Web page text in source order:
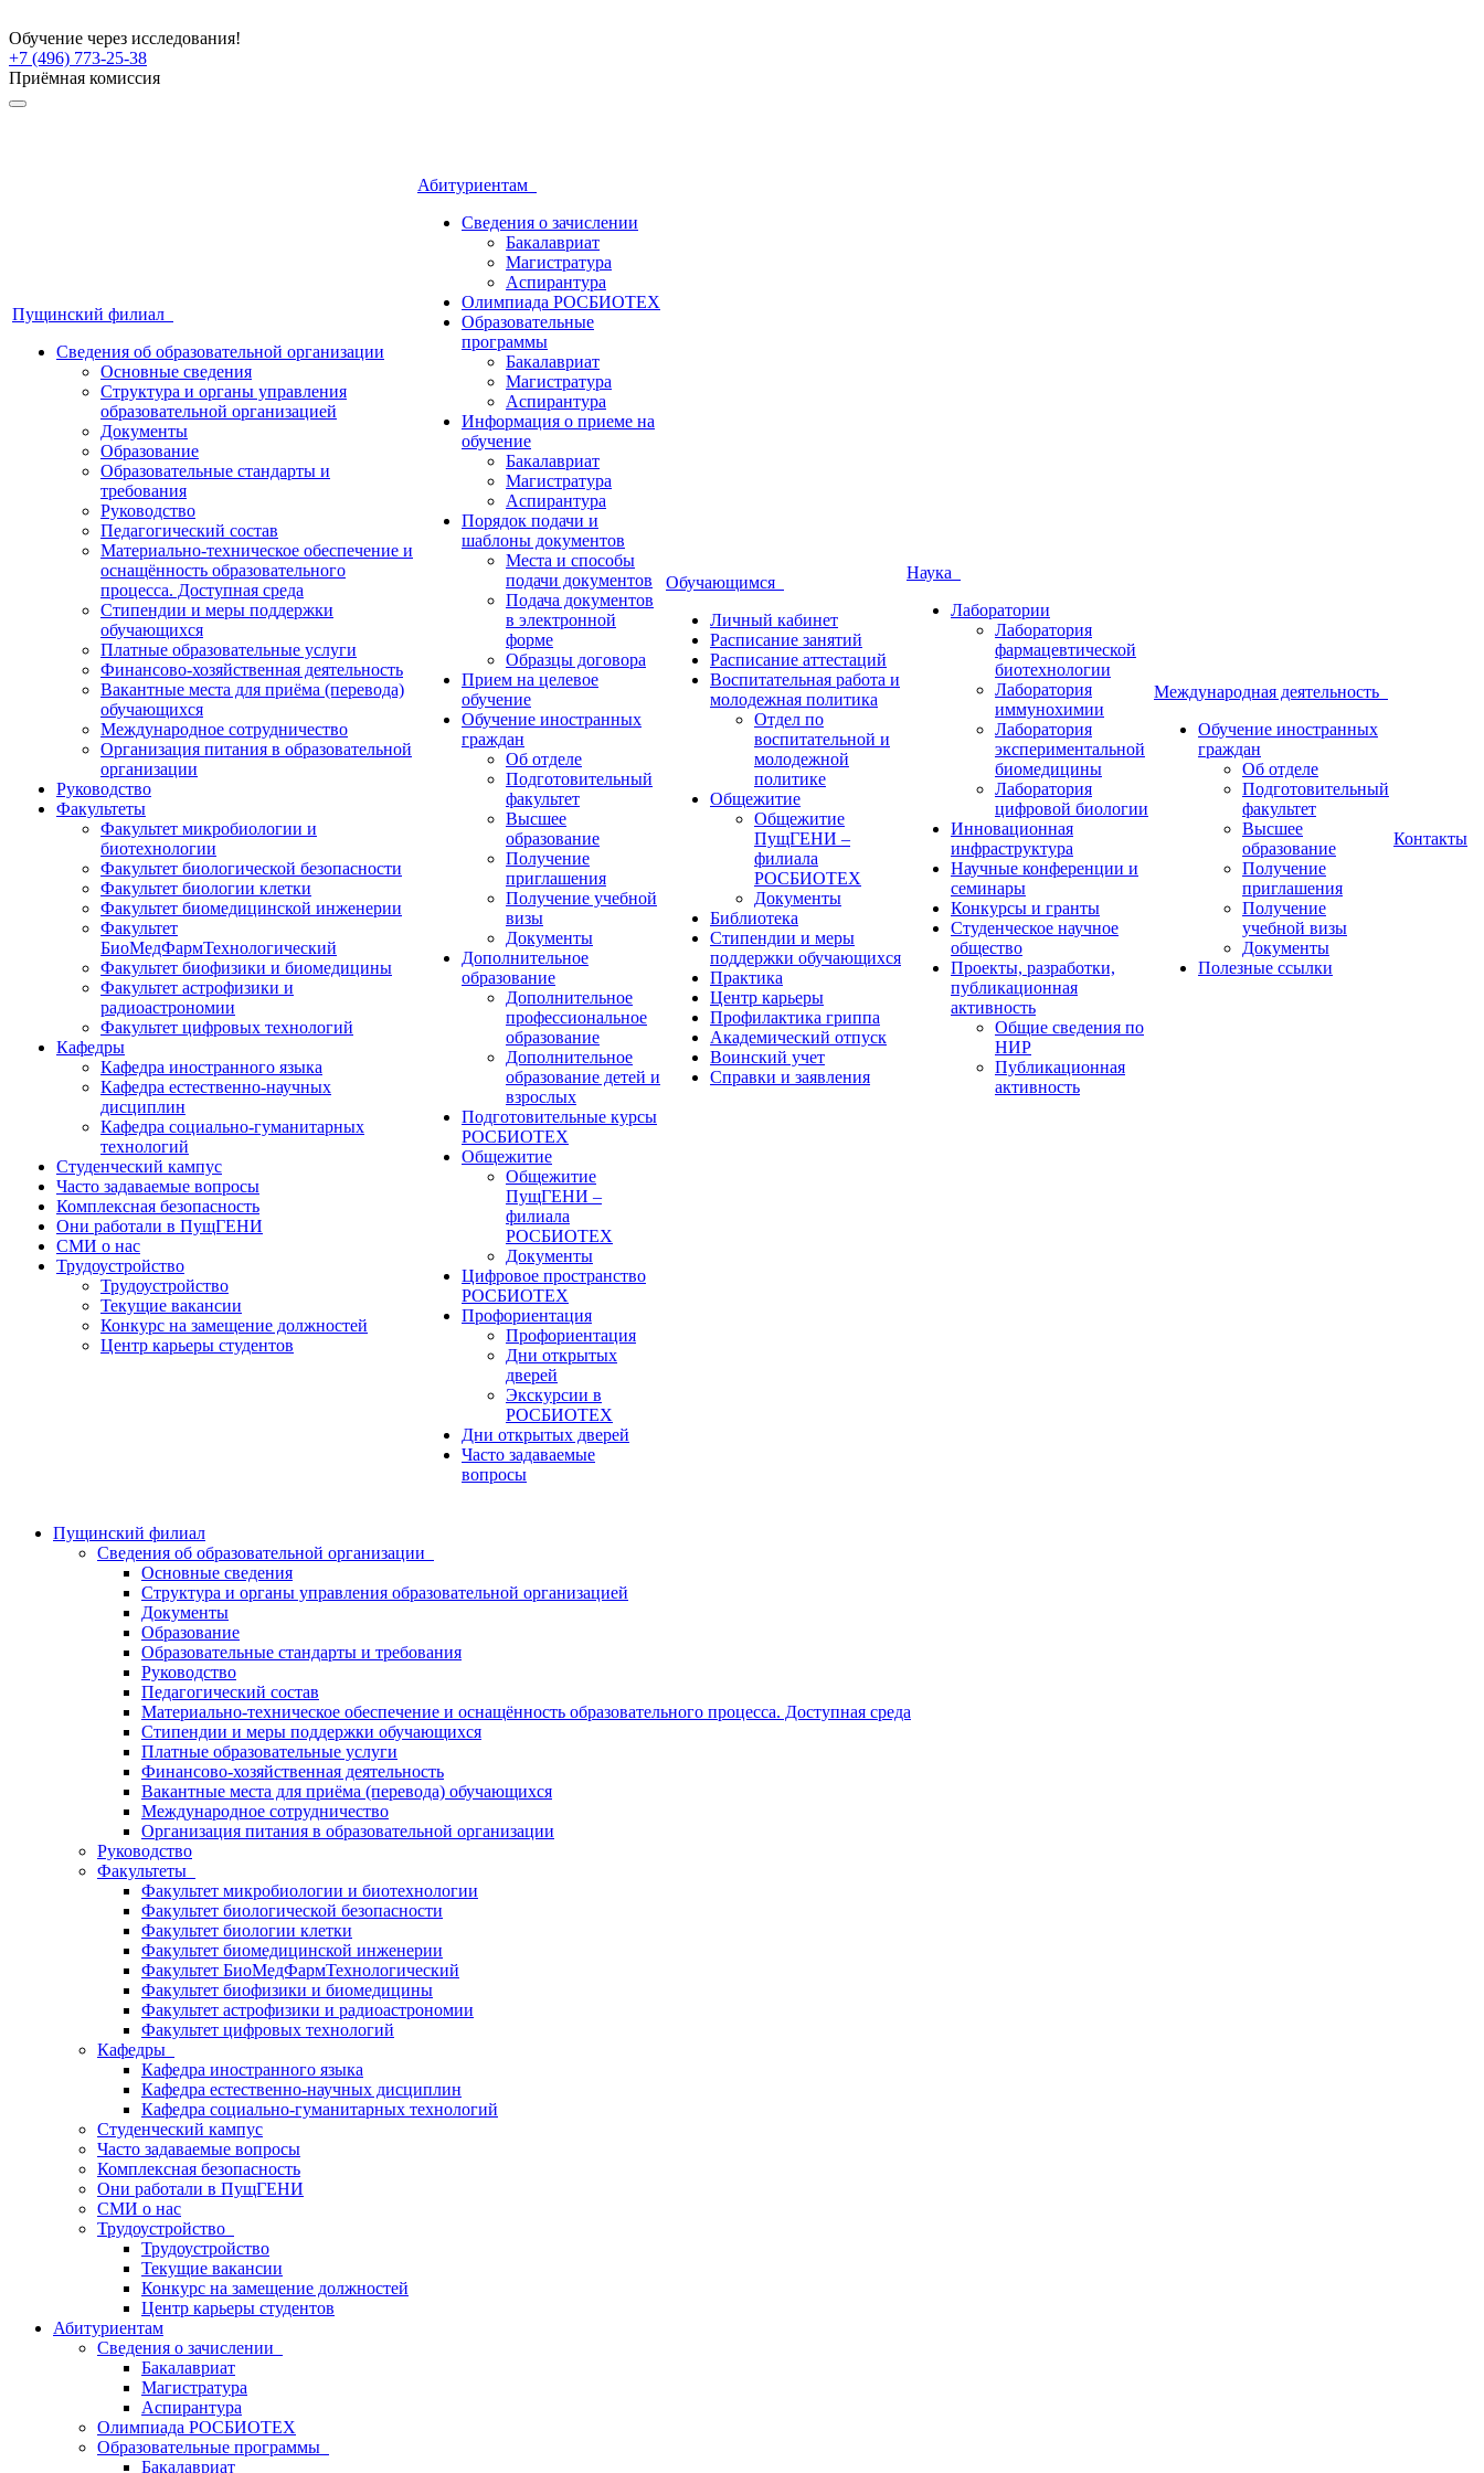
Обучение через исследования!
+7 (496) 773-25-38
Приёмная комиссия
Пущинский филиал
Сведения об образовательной организации
Основные сведения
Структура и органы управления
образовательной организацией
Документы
Образование
Образовательные стандарты и
требования
Руководство
Педагогический состав
Материально-техническое обеспечение и
оснащённость образовательного
процесса. Доступная среда
Стипендии и меры поддержки
обучающихся
Платные образовательные услуги
Финансово-хозяйственная деятельность
Вакантные места для приёма (перевода)
обучающихся
Международное сотрудничество
Организация питания в образовательной
организации
Руководство
Факультеты
Факультет микробиологии и
биотехнологии
Факультет биологической безопасности
Факультет биологии клетки
Факультет биомедицинской инженерии
Факультет
БиоМедФармТехнологический
Факультет биофизики и биомедицины
Факультет астрофизики и
радиоастрономии
Факультет цифровых технологий
Кафедры
Кафедра иностранного языка
Кафедра естественно-научных
дисциплин
Кафедра социально-гуманитарных
технологий
Студенческий кампус
Часто задаваемые вопросы
Комплексная безопасность
Они работали в ПущГЕНИ
СМИ о нас
Трудоустройство
Трудоустройство
Текущие вакансии
Конкурс на замещение должностей
Центр карьеры студентов
Абитуриентам
Сведения о зачислении
Бакалавриат
Магистратура
Аспирантура
Олимпиада РОСБИОТЕХ
Образовательные
программы
Бакалавриат
Магистратура
Аспирантура
Информация о приеме на
обучение
Бакалавриат
Магистратура
Аспирантура
Порядок подачи и
шаблоны документов
Места и способы
подачи документов
Подача документов
в электронной
форме
Образцы договора
Прием на целевое
обучение
Обучение иностранных
граждан
Об отделе
Подготовительный
факультет
Высшее
образование
Получение
приглашения
Получение учебной
визы
Документы
Дополнительное
образование
Дополнительное
профессиональное
образование
Дополнительное
образование детей и
взрослых
Подготовительные курсы
РОСБИОТЕХ
Общежитие
Общежитие
ПущГЕНИ –
филиала
РОСБИОТЕХ
Документы
Цифровое пространство
РОСБИОТЕХ
Профориентация
Профориентация
Дни открытых
дверей
Экскурсии в
РОСБИОТЕХ
Дни открытых дверей
Часто задаваемые
вопросы
Обучающимся
Личный кабинет
Расписание занятий
Расписание аттестаций
Воспитательная работа и
молодежная политика
Отдел по
воспитательной и
молодежной
политике
Общежитие
Общежитие
ПущГЕНИ –
филиала
РОСБИОТЕХ
Документы
Библиотека
Стипендии и меры
поддержки обучающихся
Практика
Центр карьеры
Профилактика гриппа
Академический отпуск
Воинский учет
Справки и заявления
Наука
Лаборатории
Лаборатория
фармацевтической
биотехнологии
Лаборатория
иммунохимии
Лаборатория
экспериментальной
биомедицины
Лаборатория
цифровой биологии
Инновационная
инфраструктура
Научные конференции и
семинары
Конкурсы и гранты
Студенческое научное
общество
Проекты, разработки,
публикационная
активность
Общие сведения по
НИР
Публикационная
активность
Международная деятельность
Обучение иностранных
граждан
Об отделе
Подготовительный
факультет
Высшее
образование
Получение
приглашения
Получение
учебной визы
Документы
Полезные ссылки
Контакты
Пущинский филиал
Сведения об образовательной организации
Основные сведения
Структура и органы управления образовательной организацией
Документы
Образование
Образовательные стандарты и требования
Руководство
Педагогический состав
Материально-техническое обеспечение и оснащённость образовательного процесса. Доступная среда
Стипендии и меры поддержки обучающихся
Платные образовательные услуги
Финансово-хозяйственная деятельность
Вакантные места для приёма (перевода) обучающихся
Международное сотрудничество
Организация питания в образовательной организации
Руководство
Факультеты
Факультет микробиологии и биотехнологии
Факультет биологической безопасности
Факультет биологии клетки
Факультет биомедицинской инженерии
Факультет БиоМедФармТехнологический
Факультет биофизики и биомедицины
Факультет астрофизики и радиоастрономии
Факультет цифровых технологий
Кафедры
Кафедра иностранного языка
Кафедра естественно-научных дисциплин
Кафедра социально-гуманитарных технологий
Студенческий кампус
Часто задаваемые вопросы
Комплексная безопасность
Они работали в ПущГЕНИ
СМИ о нас
Трудоустройство
Трудоустройство
Текущие вакансии
Конкурс на замещение должностей
Центр карьеры студентов
Абитуриентам
Сведения о зачислении
Бакалавриат
Магистратура
Аспирантура
Олимпиада РОСБИОТЕХ
Образовательные программы
Бакалавриат